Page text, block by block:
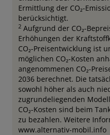
Ermittlung der CO₂-
berücksichtigt.
2 Aufgrund der CO₂-
Erhöhungen der
CO₂-Preisentwicklung ist
möglichen CO₂-Kosten
angenommenen CO₂-
2036 berechnet. Die
sowohl höher als auch
zugrundeliegenden
CO₂-Kosten sind beim
zu bezahlen. Weitere
www.alternativ-mobil.info